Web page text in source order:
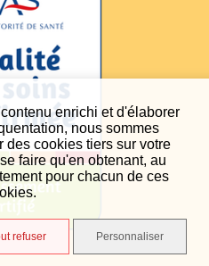
enrichi et d'élaborer
nous sommes
des cookies tiers sur votre
faire qu'en obtenant, au
pour chacun de ces
refuser Personnaliser